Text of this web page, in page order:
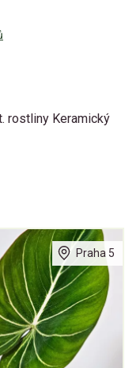
rostliny Keramický
Praha 5